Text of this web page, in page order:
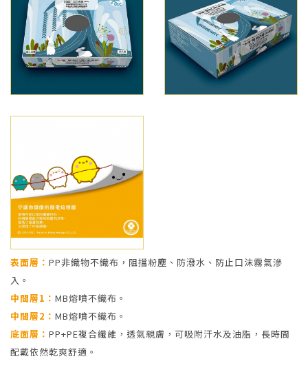
表面層： PP非織物不織布，阻擋粉塵、防潑水、防止口沫霧氣滲
入。
中間層1： MB熔噴不織布。
中間層2： MB熔噴不織布。
底面層： PP+PE複合纖維，透氣親膚，可吸附汗水及油脂，長時間
配戴依然乾爽舒適。